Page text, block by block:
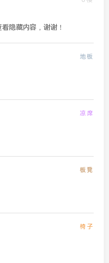
隐藏内容，谢谢！
地板
凉席
板凳
椅子